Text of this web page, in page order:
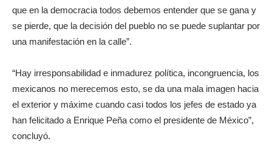
que en la democracia todos debemos entender que se gana y
se pierde, que la decisión del pueblo no se puede suplantar por
una manifestación en la calle”.
“Hay irresponsabilidad e inmadurez política, incongruencia, los
mexicanos no merecemos esto, se da una mala imagen hacia
el exterior y máxime cuando casi todos los jefes de estado ya
han felicitado a Enrique Peña como el presidente de México”,
concluyó.